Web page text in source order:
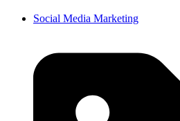
Social Media Marketing